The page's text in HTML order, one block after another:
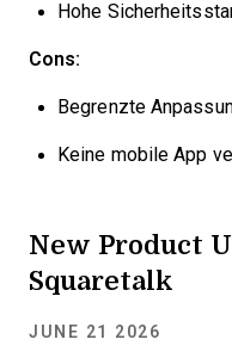
Hohe
Cons:
Begrenzte
Keine mobile App
New Product
Squaretalk
JUNE 21 2026